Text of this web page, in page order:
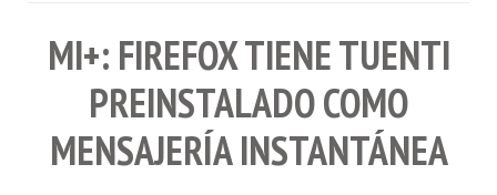
MI+: FIREFOX TIENE TUENTI
PREINSTALADO COMO
MENSAJERÍA INSTANTÁNEA